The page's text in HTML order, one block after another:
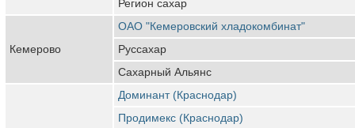
Регион сахар
Кемерово
ОАО "Кемеровский хладокомбинат"
Руссахар
Сахарный Альянс
Доминант (Краснодар)
Продимекс (Краснодар)